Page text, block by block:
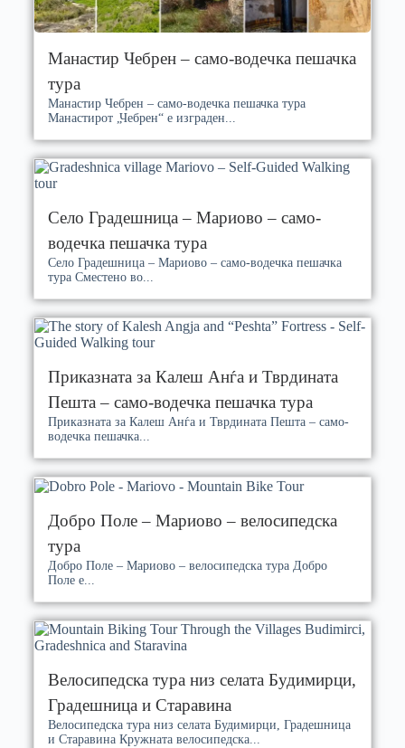
Манастир Чебрен – само-водечка пешачка
тура
Манастир Чебрен – само-водечка пешачка тура
Манастирот „Чебрен“ е изграден...
Село Градешница – Мариово – само-
водечка пешачка тура
Село Градешница – Мариово – само-водечка пешачка
тура Сместено во...
Приказната за Калеш Анѓа и Тврдината
Пешта – само-водечка пешачка тура
Приказната за Калеш Анѓа и Тврдината Пешта – само-
водечка пешачка...
Добро Поле – Мариово – велосипедска
тура
Добро Поле – Мариово – велосипедска тура Добро
Поле е...
Велосипедска тура низ селата Будимирци,
Градешница и Старавина
Велосипедска тура низ селата Будимирци, Градешница
и Старавина Кружната велосипедска...